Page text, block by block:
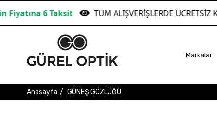
TÜM ALIŞVERİŞLERDE ÜCRETSİZ KARGO!
Markalar
Anasayfa GÜNEŞ GÖZLÜĞÜ